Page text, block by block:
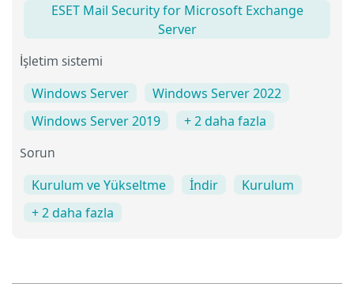
ESET Mail Security for Microsoft Exchange
Server
İşletim sistemi
Windows Server
Windows Server 2022
Windows Server 2019
+ 2 daha fazla
Sorun
Kurulum ve Yükseltme İndir
Kurulum
+ 2 daha fazla